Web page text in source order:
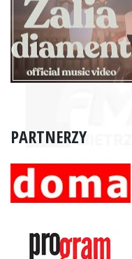
PARTNERZY